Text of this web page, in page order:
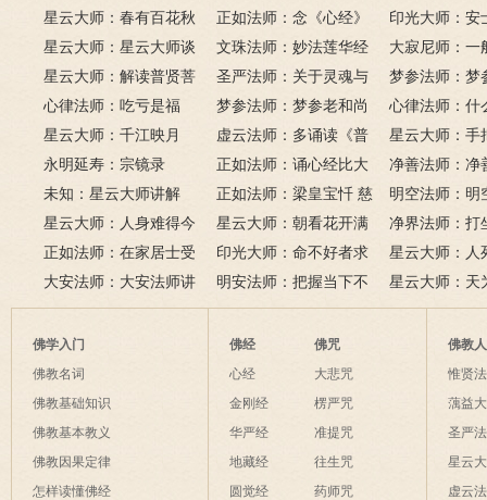
星云大师：春有百花秋
有月，夏有凉风冬有雪；
若无闲事挂心头，便是人
间好时节。
正如法师：念《心经》
比《大悲咒》更好吗？
印光大师：安
话解
星云大师：星云大师谈
《心经》
文珠法师：妙法莲华经
大寂尼师：一
里可以读诵《
吗？
星云大师：解读普贤菩
萨十大愿王（附普贤行愿
品全文）
圣严法师：关于灵魂与
鬼的终极真相
梦参法师：梦
尚：金刚经
心律法师：吃亏是福
梦参法师：梦参老和尚
讲地藏本愿经
心律法师：什
有缘？
星云大师：千江映月
虚云法师：多诵读《普
门品》和《地藏经》
星云大师：手
满田，低头便
六根清净方为
来是向前。
永明延寿：宗镜录
正如法师：诵心经比大
悲咒功德大吗
净善法师：净
看风水与算命
运？
未知：星云大师讲解
正如法师：梁皇宝忏 慈
悲道场
明空法师：明
《心经》中的
星云大师：人身难得今
已得，佛法难闻今已闻；
此身不向今生度，更向何
生度此身？
星云大师：朝看花开满
树红，暮看花落树还空；
若将花比人间事，花与人
间事一同。
净界法师：打
该怎么念佛？
正如法师：在家居士受
五戒可以搭缦衣吗？
印光大师：命不好者求
美好姻缘，有个简单方
法
星云大师：人
是怎样的？
大安法师：大安法师讲
解
明安法师：把握当下不
后悔
星云大师：天
为毡，日月星
夜间不敢长伸
破海底天。
佛学入门
佛教名词
佛教基础知识
佛教基本教义
佛教因果定律
怎样读懂佛经
佛经
心经
金刚经
华严经
地藏经
圆觉经
佛咒
大悲咒
楞严咒
准提咒
往生咒
药师咒
佛教
惟贤
蕅益
圣严
星云
虚云